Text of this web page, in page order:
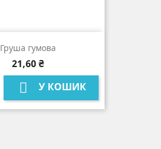
Груша гумова
Ціна
21,60 ₴
 У КОШИК